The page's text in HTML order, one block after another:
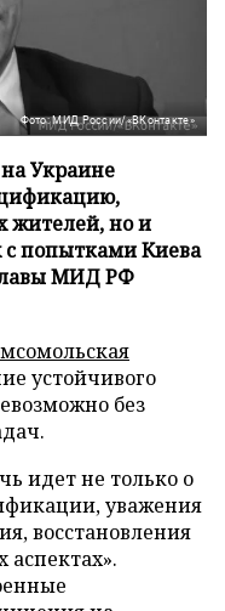
Фото: МИД России/«ВКонтакте»
Украине
жителей, но и
с попытками Киева
МИД РФ
устойчивого
без
идет не только о
уважения
восстановления